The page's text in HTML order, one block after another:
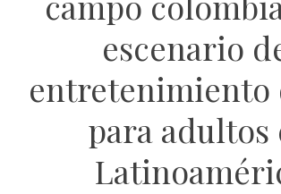
escenario
entretenimiento
para adultos